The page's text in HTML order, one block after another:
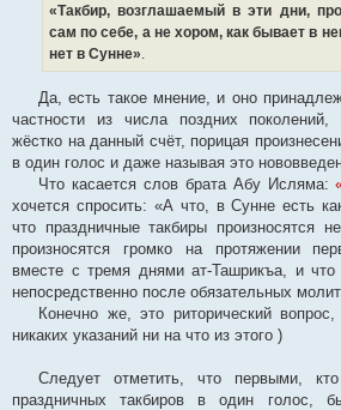
«Такбир, возглашаемый в эти дни,
сам по себе, а не хором, как бывает в
нет в Сунне».
Да, есть такое мнение, и оно
частности из числа поздних поколений,
жёстко на данный счёт, порицая
в один голос и даже называя это
Что касается слов брата Абу Исляма:
хочется спросить: «А что, в Сунне есть
что праздничные такбиры произносятся
произносятся громко на протяжении
вместе с тремя днями ат-Ташрикъа, и что
непосредственно после обязательных
Конечно же, это риторический
никаких указаний ни на что из этого )
Следует отметить, что первыми, кто
праздничных такбиров в один голос,